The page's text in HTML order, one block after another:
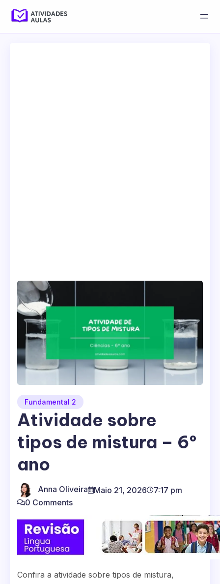
Fundamental 2
Atividade sobre
tipos de mistura – 6º
ano
Anna Oliveira Maio 21, 2026
7:17 pm
0 Comments
Confira a atividade sobre tipos de mistura,